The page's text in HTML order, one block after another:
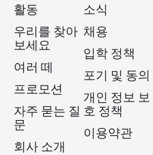
활동
우리를 찾아
보세요
여러 떼
프로모션
자주 묻는 질
문
회사 소개
소식
채용
입학 정책
포기 및 동의
개인 정보 보
호 정책
이용약관